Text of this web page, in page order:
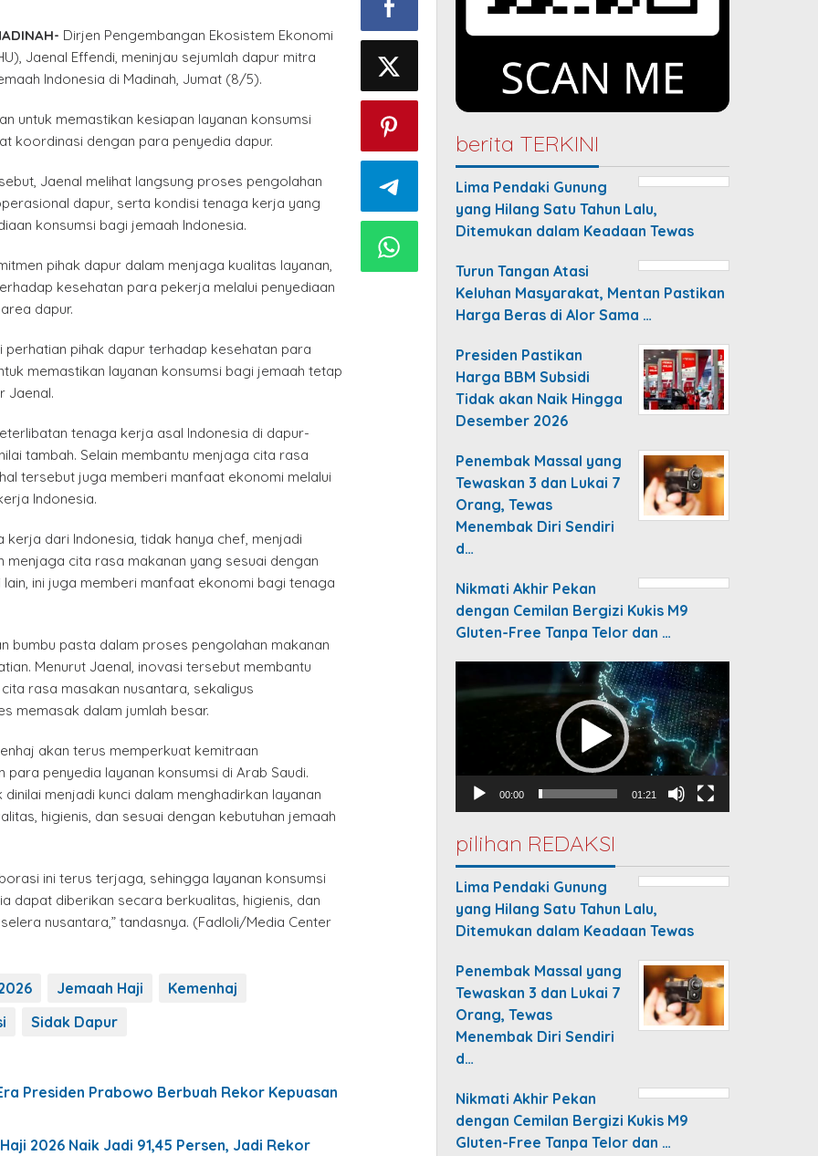
Dirjen Pengembangan Ekosistem Ekonomi
Jaenal Effendi, meninjau sejumlah dapur mitra
Indonesia di Madinah, Jumat (8/5).
untuk memastikan kesiapan layanan konsumsi
koordinasi dengan para penyedia dapur.
Jaenal melihat langsung proses pengolahan
dapur, serta kondisi tenaga kerja yang
konsumsi bagi jemaah Indonesia.
pihak dapur dalam menjaga kualitas layanan,
kesehatan para pekerja melalui penyediaan
dapur.
perhatian pihak dapur terhadap kesehatan para
memastikan layanan konsumsi bagi jemaah tetap
Jaenal.
tenaga kerja asal Indonesia di dapur-
tambah. Selain membantu menjaga cita rasa
tersebut juga memberi manfaat ekonomi melalui
Indonesia.
kerja dari Indonesia, tidak hanya chef, menjadi
menjaga cita rasa makanan yang sesuai dengan
lain, ini juga memberi manfaat ekonomi bagi tenaga
bumbu pasta dalam proses pengolahan makanan
Menurut Jaenal, inovasi tersebut membantu
rasa masakan nusantara, sekaligus
memasak dalam jumlah besar.
akan terus memperkuat kemitraan
para penyedia layanan konsumsi di Arab Saudi.
menjadi kunci dalam menghadirkan layanan
higienis, dan sesuai dengan kebutuhan jemaah
ini terus terjaga, sehingga layanan konsumsi
dapat diberikan secara berkualitas, higienis, dan
nusantara,” tandasnya. (Fadloli/Media Center
Jemaah Haji
Kemenhaj
Sidak Dapur
Presiden Prabowo Berbuah Rekor Kepuasan
2026 Naik Jadi 91,45 Persen, Jadi Rekor
berita TERKINI
Lima Pendaki Gunung
yang Hilang Satu Tahun Lalu,
Ditemukan dalam Keadaan Tewas
Turun Tangan Atasi
Keluhan Masyarakat, Mentan Pastikan
Harga Beras di Alor Sama …
Presiden Pastikan
Harga BBM Subsidi
Tidak akan Naik Hingga
Desember 2026
Penembak Massal yang
Tewaskan 3 dan Lukai 7
Orang, Tewas
Menembak Diri Sendiri
d…
Nikmati Akhir Pekan
dengan Cemilan Bergizi Kukis M9
Gluten-Free Tanpa Telor dan …
Player
00:00 01:21
pilihan REDAKSI
Lima Pendaki Gunung
yang Hilang Satu Tahun Lalu,
Ditemukan dalam Keadaan Tewas
Penembak Massal yang
Tewaskan 3 dan Lukai 7
Orang, Tewas
Menembak Diri Sendiri
d…
Nikmati Akhir Pekan
dengan Cemilan Bergizi Kukis M9
Gluten-Free Tanpa Telor dan …